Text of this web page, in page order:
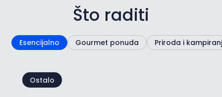
Što raditi
Esencijalno Gourmet ponuda Priroda i
Ostalo